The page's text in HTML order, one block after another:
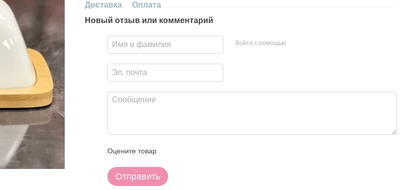
Доставка
Оплата
Новый отзыв или комментарий
Войти с помощью
Оцените товар
Отправить